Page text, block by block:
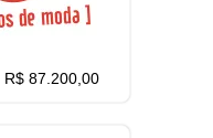
R$ 87.200,00